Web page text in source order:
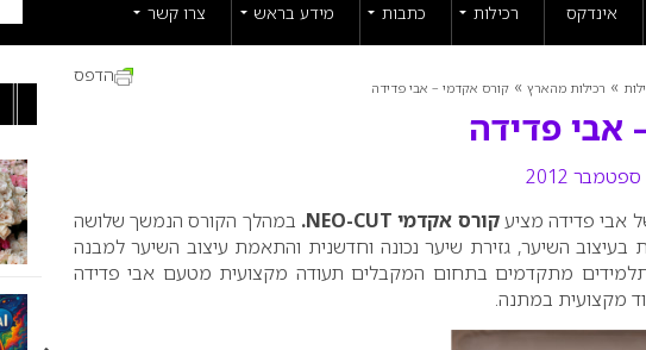
אינדקס רכילות כתבות מידע בראש צרו קשר
» רכילות מהארץ » קורס אקדמי – אבי פדידה
אבי פדידה
הדפס
אבי פדידה מציעקורס אקדמי NEO-CUT
. במהלך הקורס הנמשך שלושה
בעיצוב השיער, גזירת שיער נכונה וחדשנית והתאמת עיצוב השיער למבנה
מתקדמים בתחום המקבלים תעודה מקצועית מטעם אבי פדידה
מקצועית במתנה.